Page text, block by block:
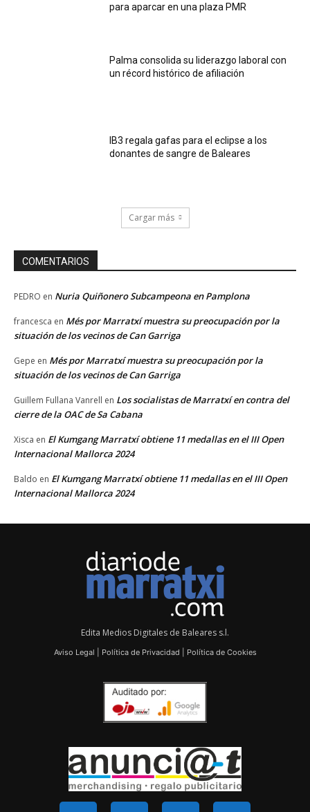
para aparcar en una plaza PMR
Palma consolida su liderazgo laboral con
un récord histórico de afiliación
IB3 regala gafas para el eclipse a los
donantes de sangre de Baleares
Cargar más
COMENTARIOS
PEDRO en Nuria Quiñonero Subcampeona en Pamplona
francesca en Més por Marratxí muestra su preocupación por la
situación de los vecinos de Can Garriga
Gepe en Més por Marratxí muestra su preocupación por la
situación de los vecinos de Can Garriga
Guillem Fullana Vanrell en Los socialistas de Marratxí en contra del
cierre de la OAC de Sa Cabana
Xisca en El Kumgang Marratxí obtiene 11 medallas en el III Open
Internacional Mallorca 2024
Baldo en El Kumgang Marratxí obtiene 11 medallas en el III Open
Internacional Mallorca 2024
Edita Medios Digitales de Baleares s.l.
Aviso Legal Política de Privacidad Política de Cookies